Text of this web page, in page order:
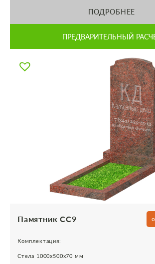
ПОДРОБНЕЕ
ПРЕДВАРИТЕЛЬНЫЙ
Памятник СС9
Комплектация:
Стела 1000х500х70 мм